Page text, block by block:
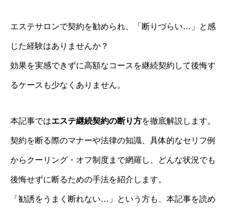
エステサロンで契約を勧められ、「断りづらい…」と感
じた経験はありませんか？
効果を実感できずに高額なコースを継続契約して後悔す
るケースも少なくありません。
本記事ではエステ継続契約の断り方を徹底解説します。
契約を断る際のマナーや法律の知識、具体的なセリフ例
からクーリング・オフ制度まで網羅し、どんな状況でも
後悔せずに断るための手法を紹介します。
「勧誘をうまく断れない…」という方も、本記事を読め